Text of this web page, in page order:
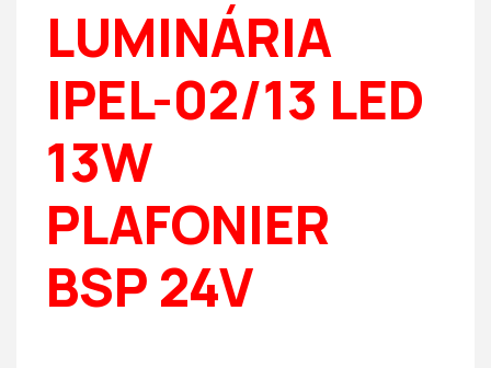
LUMINÁRIA
IPEL-02/13 LED
13W
PLAFONIER
BSP 24V